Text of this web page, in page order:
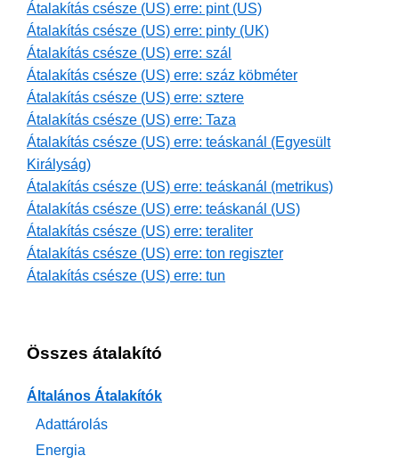
Átalakítás csésze (US) erre: pint (US)
Átalakítás csésze (US) erre: pinty (UK)
Átalakítás csésze (US) erre: szál
Átalakítás csésze (US) erre: száz köbméter
Átalakítás csésze (US) erre: sztere
Átalakítás csésze (US) erre: Taza
Átalakítás csésze (US) erre: teáskanál (Egyesült
Királyság)
Átalakítás csésze (US) erre: teáskanál (metrikus)
Átalakítás csésze (US) erre: teáskanál (US)
Átalakítás csésze (US) erre: teraliter
Átalakítás csésze (US) erre: ton regiszter
Átalakítás csésze (US) erre: tun
Összes átalakító
Általános Átalakítók
Adattárolás
Energia